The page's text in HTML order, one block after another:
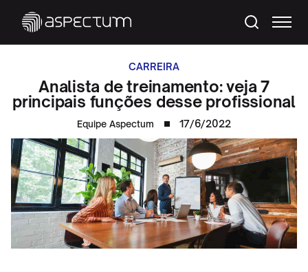
CARREIRA
Analista de treinamento: veja 7
principais funções desse profissional
Equipe Aspectum 17/6/2022